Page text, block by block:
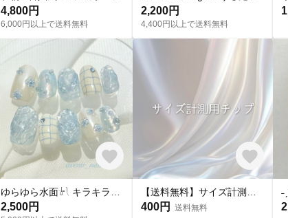
4,800円
6,000円以上で送料無料
2,200円
4,400円以上で送料無料
2,500円 400円 送料無料